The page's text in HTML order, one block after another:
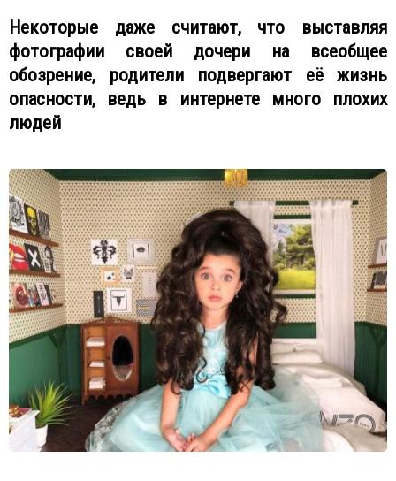
Некоторые даже считают, что выставляя
фотографии своей дочери на всеобщее
обозрение, родители подвергают её жизнь
опасности, ведь в интернете много плохих
людей